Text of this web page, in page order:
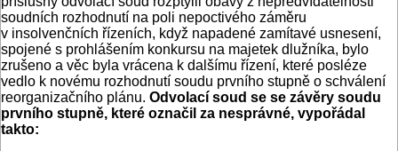
soudních rozhodnutí na poli nepoctivého záměru
v insolvenčních řízeních, když napadené zamítavé usnesení,
spojené s prohlášením konkursu na majetek dlužníka, bylo
zrušeno a věc byla vrácena k dalšímu řízení, které posléze
vedlo k novému rozhodnutí soudu prvního stupně o schválení
reorganizačního plánu. Odvolací soud se se závěry soudu
prvního stupně, které označil za nesprávné, vypořádal
takto: